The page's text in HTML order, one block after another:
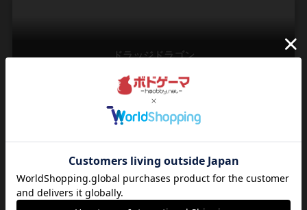
ドラッジドラゴン
2～4人 20分前後 4歳～ 0件
クリシュトフ・カンツラー（Christoph Cantzler）
アンヤ・レード